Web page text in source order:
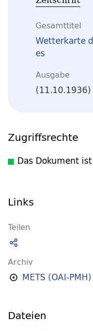
Gesamttitel
Wetterkarte
es
Ausgabe
Zugriffsrechte
Das Dokument
Links
Teilen
Archiv
METS (OAI-PMH)
Dateien